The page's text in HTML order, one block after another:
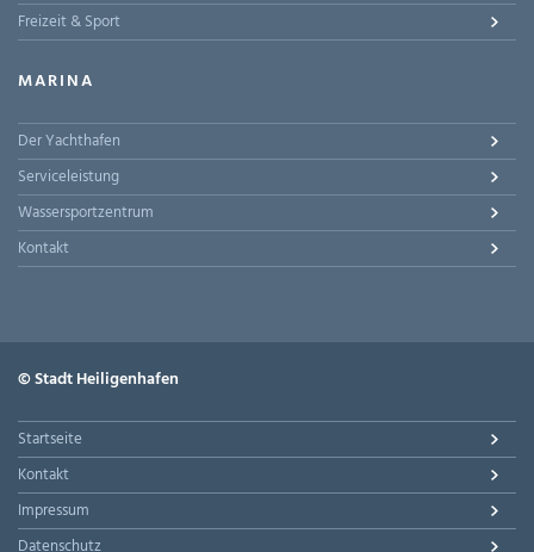
Freizeit & Sport
MARINA
Der Yachthafen
Serviceleistung
Wassersportzentrum
Kontakt
© Stadt Heiligenhafen
Startseite
Kontakt
Impressum
Datenschutz